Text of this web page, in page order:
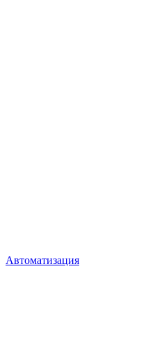
Автоматизация